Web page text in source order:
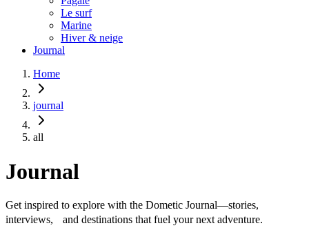
Le surf
Marine
Hiver & neige
Journal
Home
journal
all
Journal
Get inspired to explore with the Dometic Journal—stories,
interviews, and destinations that fuel your next adventure.